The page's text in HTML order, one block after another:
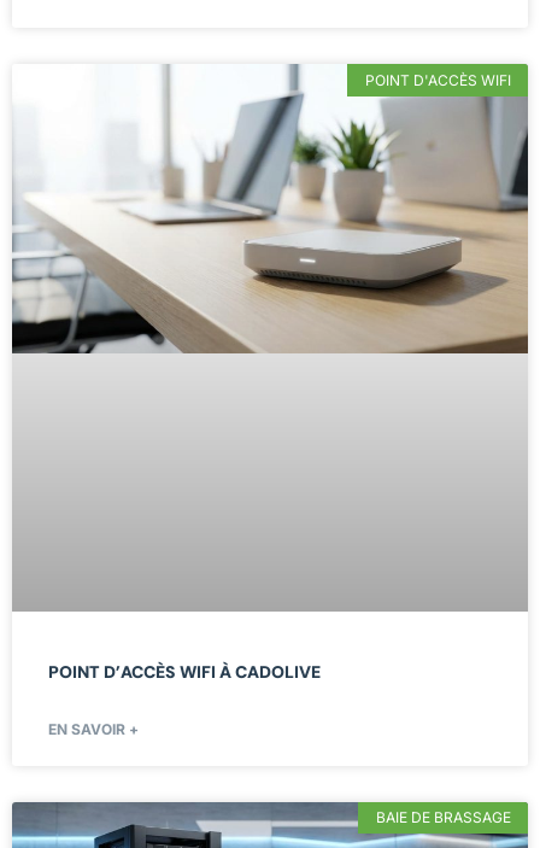
POINT D'ACCÈS WIFI
POINT D’ACCÈS WIFI À CADOLIVE
EN SAVOIR +
BAIE DE BRASSAGE